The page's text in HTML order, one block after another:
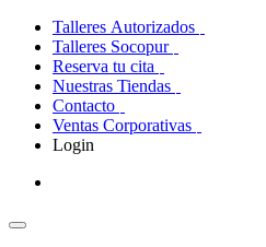
Talleres Autorizados
Talleres Socopur
Reserva tu cita
Nuestras Tiendas
Contacto
Ventas Corporativas
Login